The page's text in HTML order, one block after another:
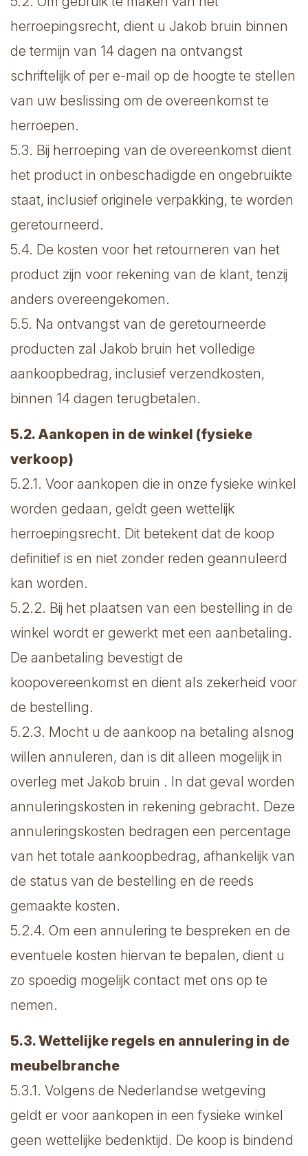
herroepingsrecht, dient u Jakob bruin binnen
de termijn van 14 dagen na ontvangst
schriftelijk of per e-mail op de hoogte te stellen
van uw beslissing om de overeenkomst te
herroepen.
5.3. Bij herroeping van de overeenkomst dient
het product in onbeschadigde en ongebruikte
staat, inclusief originele verpakking, te worden
geretourneerd.
5.4. De kosten voor het retourneren van het
product zijn voor rekening van de klant, tenzij
anders overeengekomen.
5.5. Na ontvangst van de geretourneerde
producten zal Jakob bruin het volledige
aankoopbedrag, inclusief verzendkosten,
binnen 14 dagen terugbetalen.
5.2. Aankopen in de winkel (fysieke
verkoop)
5.2.1. Voor aankopen die in onze fysieke winkel
worden gedaan, geldt geen wettelijk
herroepingsrecht. Dit betekent dat de koop
definitief is en niet zonder reden geannuleerd
kan worden.
5.2.2. Bij het plaatsen van een bestelling in de
winkel wordt er gewerkt met een aanbetaling.
De aanbetaling bevestigt de
koopovereenkomst en dient als zekerheid voor
de bestelling.
5.2.3. Mocht u de aankoop na betaling alsnog
willen annuleren, dan is dit alleen mogelijk in
overleg met Jakob bruin . In dat geval worden
annuleringskosten in rekening gebracht. Deze
annuleringskosten bedragen een percentage
van het totale aankoopbedrag, afhankelijk van
de status van de bestelling en de reeds
gemaakte kosten.
5.2.4. Om een annulering te bespreken en de
eventuele kosten hiervan te bepalen, dient u
zo spoedig mogelijk contact met ons op te
nemen.
5.3. Wettelijke regels en annulering in de
meubelbranche
5.3.1. Volgens de Nederlandse wetgeving
geldt er voor aankopen in een fysieke winkel
geen wettelijke bedenktijd. De koop is bindend